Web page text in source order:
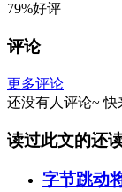
79%好评
评论
更多评论
还没有人评论~ 快
读过此文的还
字节跳动